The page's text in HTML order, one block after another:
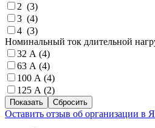
2 (3)
3 (4)
4 (3)
Номинальный ток длительной
32 А (4)
63 А (4)
100 А (4)
125 А (2)
Оставить отзыв об организации в